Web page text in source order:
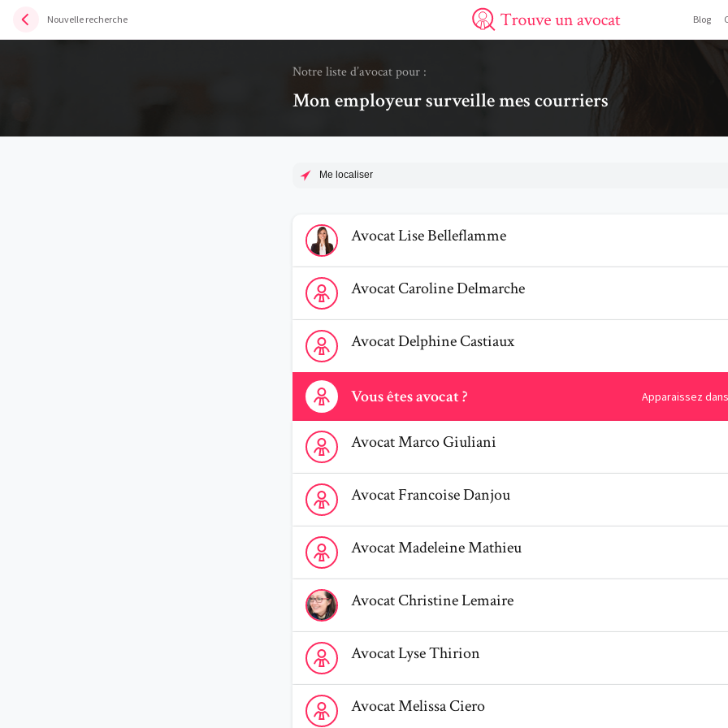
Nouvelle recherche
Trouve un avocat
Blog
Notre liste d’avocat pour :
Mon employeur surveille mes courriers
Me localiser
Voir le profil de AvocatLise Belleflamme
AvocatLiseBelleflamme
Voir le profil de AvocatCaroline Delmarche
AvocatCarolineDelmarche
Voir le profil de AvocatDelphine Castiaux
AvocatDelphineCastiaux
Vous êtes avocat ? Apparaissez
Contactez-nous
Voir le profil de AvocatMarco Giuliani
AvocatMarcoGiuliani
Voir le profil de AvocatFrancoise Danjou
AvocatFrancoiseDanjou
Voir le profil de AvocatMadeleine Mathieu
AvocatMadeleineMathieu
Voir le profil de AvocatChristine Lemaire
AvocatChristineLemaire
Voir le profil de AvocatLyse Thirion
AvocatLyseThirion
Voir le profil de AvocatMelissa Ciero
AvocatMelissaCiero